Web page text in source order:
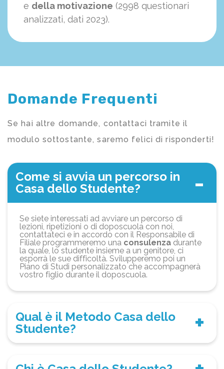
e della motivazione (2998 questionari
analizzati, dati 2023).
Domande Frequenti
Se hai altre domande, contattaci tramite il
modulo sottostante, saremo felici di risponderti!
Come si avvia un percorso in
Casa dello Studente?
Se siete interessati ad avviare un percorso di
lezioni, ripetizioni o di doposcuola con noi,
contattateci e in accordo con il Responsabile di
Filiale programmeremo una consulenza durante
la quale, lo studente insieme a un genitore, ci
esporrà le sue difficoltà. Svilupperemo poi un
Piano di Studi personalizzato che accompagnerà
vostro figlio durante il doposcuola.
Qual è il Metodo Casa dello
Studente?